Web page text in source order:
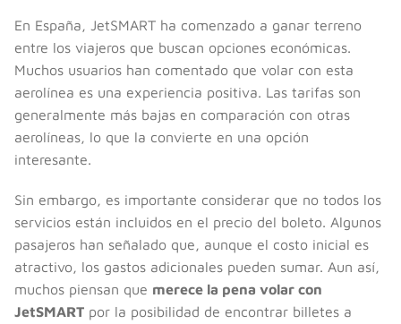
En España, JetSMART ha comenzado a ganar terreno
entre los viajeros que buscan opciones económicas.
Muchos usuarios han comentado que volar con esta
aerolínea es una experiencia positiva. Las tarifas son
generalmente más bajas en comparación con otras
aerolíneas, lo que la convierte en una opción
interesante.
Sin embargo, es importante considerar que no todos los
servicios están incluidos en el precio del boleto. Algunos
pasajeros han señalado que, aunque el costo inicial es
atractivo, los gastos adicionales pueden sumar. Aun así,
muchos piensan que merece la pena volar con
JetSMART por la posibilidad de encontrar billetes a